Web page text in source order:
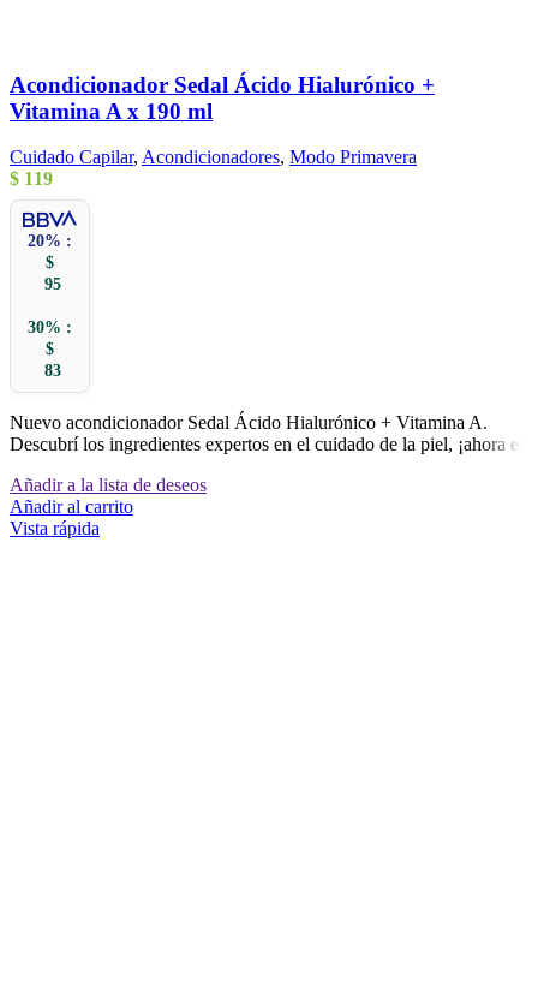
Acondicionador Sedal Ácido Hialurónico +
Vitamina A x 190 ml
Cuidado Capilar, Acondicionadores, Modo Primavera
$ 119
20% :
$
95
30% :
$
83
Nuevo acondicionador Sedal Ácido Hialurónico + Vitamina A.
Descubrí los ingredientes expertos en el cuidado de la piel, ¡ahora en
Añadir a la lista de deseos
Añadir al carrito
Vista rápida